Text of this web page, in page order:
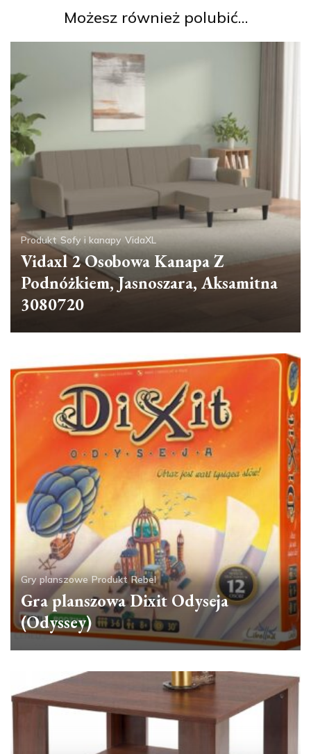
Możesz również polubić…
Produkt Sofy i kanapy VidaXL
Vidaxl 2 Osobowa Kanapa Z
Podnóżkiem, Jasnoszara, Aksamitna
3080720
Gry planszowe Produkt Rebel
Gra planszowa Dixit Odyseja
(Odyssey)